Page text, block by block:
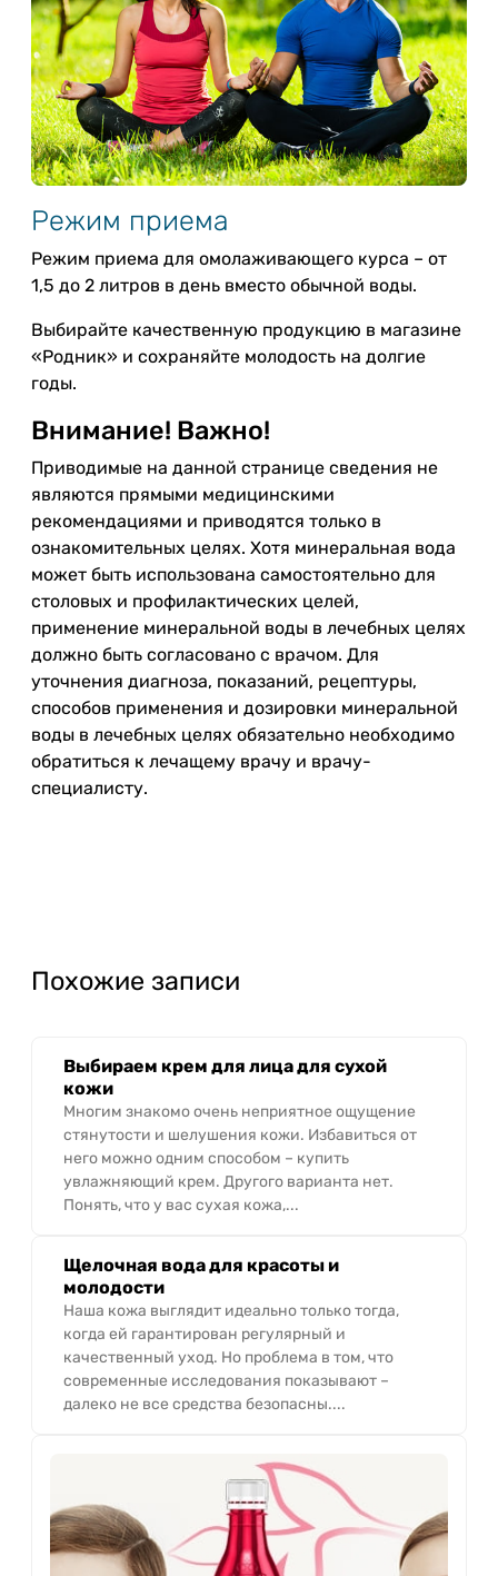
Режим приема
Режим приема для омолаживающего курса – от
1,5 до 2 литров в день вместо обычной воды.
Выбирайте качественную продукцию в магазине
«Родник» и сохраняйте молодость на долгие
годы.
Внимание! Важно!
Приводимые на данной странице сведения не
являются прямыми медицинскими
рекомендациями и приводятся только в
ознакомительных целях. Хотя минеральная вода
может быть использована самостоятельно для
столовых и профилактических целей,
применение минеральной воды в лечебных целях
должно быть согласовано с врачом. Для
уточнения диагноза, показаний, рецептуры,
способов применения и дозировки минеральной
воды в лечебных целях обязательно необходимо
обратиться к лечащему врачу и врачу-
специалисту.
Похожие записи
Выбираем крем для лица для сухой
кожи
Многим знакомо очень неприятное ощущение
стянутости и шелушения кожи. Избавиться от
него можно одним способом – купить
увлажняющий крем. Другого варианта нет.
Понять, что у вас сухая кожа,...
Щелочная вода для красоты и
молодости
Наша кожа выглядит идеально только тогда,
когда ей гарантирован регулярный и
качественный уход. Но проблема в том, что
современные исследования показывают –
далеко не все средства безопасны....